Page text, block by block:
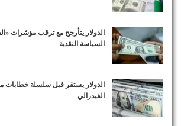
الدولار يتأرجح مع ترقب مؤشرات
السياسة النقدية
الدولار يستقر قبل سلسلة خطابات
الفيدرالي